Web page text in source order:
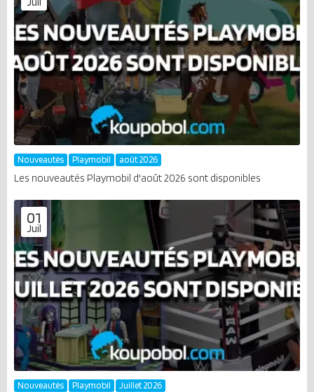
Nouveautés Playmobil août 2026
Les nouveautés Playmobil d'août 2026 sont disponibles
01
Juil
Nouveautés Playmobil Juillet 2026